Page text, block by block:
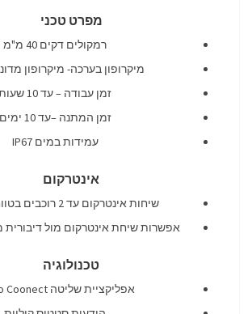
מפרט טכני
רמקולים דקים 40 מ"מ
מיקרופון בערכה- מיקרופון
זמן עבודה – עד 10 שעות
זמן המתנה –עד 10 ימים
עמידות במים IP67
אינטרקום
שיחות אינטרקום עד 2 רוכבים בטווח 400 מטר
אפשרות שיחת אינטרקום מול דיבורית
טכנולוגיה
אפליקציית שליטה Cardo Coonect